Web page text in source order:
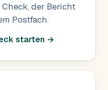
der Bericht
Postfach.
starten →